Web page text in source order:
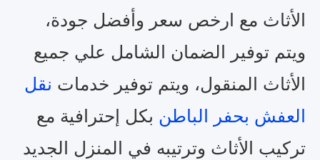
الأثاث مع ارخص سعر وأفضل جودة،
ويتم توفير الضمان الشامل علي جميع
الأثاث المنقول، ويتم توفير خدمات نقل
العفش بحفر الباطنبكل إحترافية مع
تركيب الأثاث وترتيبه في المنزل الجديد